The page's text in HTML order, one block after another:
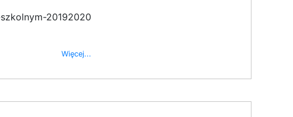
20192020
Więcej...